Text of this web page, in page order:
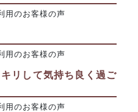
用のお客様の声
用のお客様の声
リして気持ち良く過ご
用のお客様の声